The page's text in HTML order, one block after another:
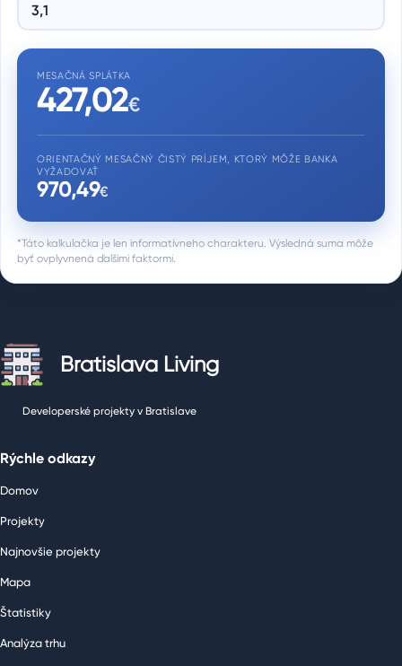
MESAČNÁ SPLÁTKA
427,02€
ORIENTAČNÝ MESAČNÝ ČISTÝ PRÍJEM, KTORÝ MÔŽE BANKA
VYŽADOVAŤ
970,49€
*Táto kalkulačka je len informatívneho charakteru. Výsledná suma môže
byť ovplyvnená ďalšími faktormi.
Bratislava Living
Developerské projekty v Bratislave
Rýchle odkazy
Domov
Projekty
Najnovšie projekty
Mapa
Štatistiky
Analýza trhu